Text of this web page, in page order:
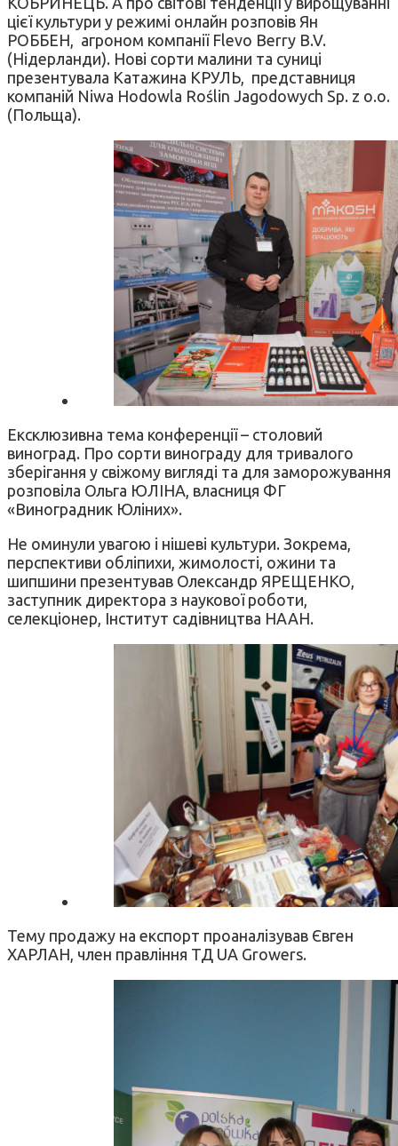
цієї культури у режимі онлайн розповів Ян
РОББЕН, агроном компанії Flevo Berry B.V.
(Нідерланди). Нові сорти малини та суниці
презентувала Катажина КРУЛЬ, представниця
компаній Niwa Hodowla Roślin Jagodowych Sp. z o.o.
(Польща).
Ексклюзивна тема конференції – столовий
виноград. Про сорти винограду для тривалого
зберігання у свіжому вигляді та для заморожування
розповіла Ольга ЮЛІНА, власниця ФГ
«Виноградник Юліних».
Не оминули увагою і нішеві культури. Зокрема,
перспективи обліпихи, жимолості, ожини та
шипшини презентував Олександр ЯРЕЩЕНКО,
заступник директора з наукової роботи,
селекціонер, Інститут садівництва НААН.
Тему продажу на експорт проаналізував Євген
ХАРЛАН, член правління ТД UA Growers.